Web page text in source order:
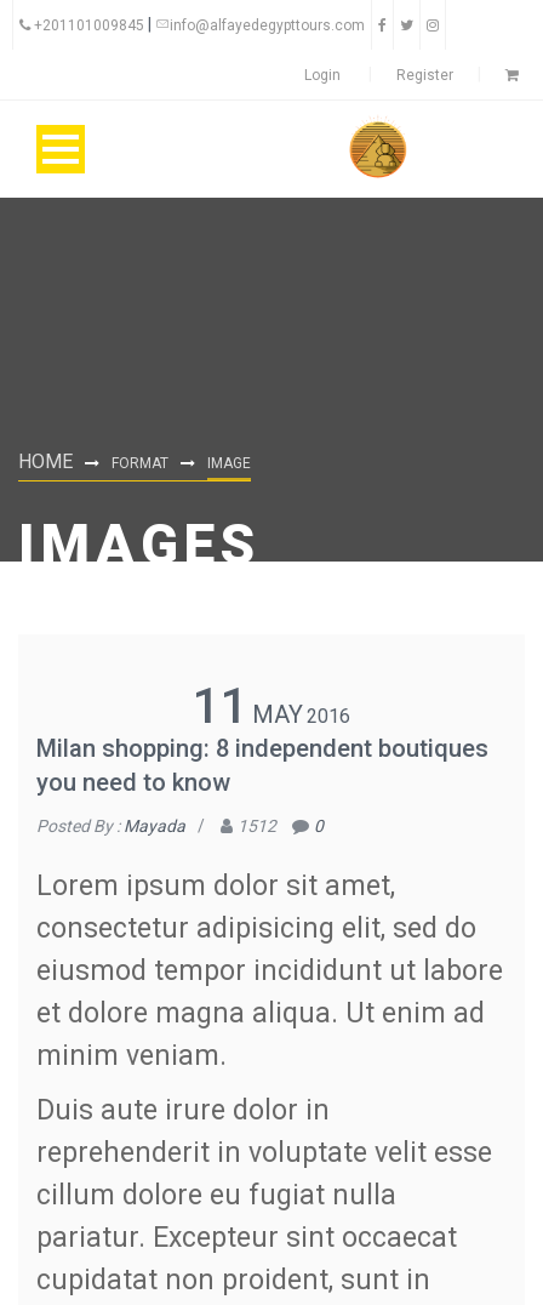
+201101009845 info@alfayedegypttours.com
Login Register
HOME FORMAT IMAGE
IMAGES
11 MAY2016
Milan shopping: 8 independent boutiques
you need to know
Posted By :Mayada / 1512 0
Lorem ipsum dolor sit amet,
consectetur adipisicing elit, sed do
eiusmod tempor incididunt ut labore
et dolore magna aliqua. Ut enim ad
minim veniam.
Duis aute irure dolor in
reprehenderit in voluptate velit esse
cillum dolore eu fugiat nulla
pariatur. Excepteur sint occaecat
cupidatat non proident, sunt in